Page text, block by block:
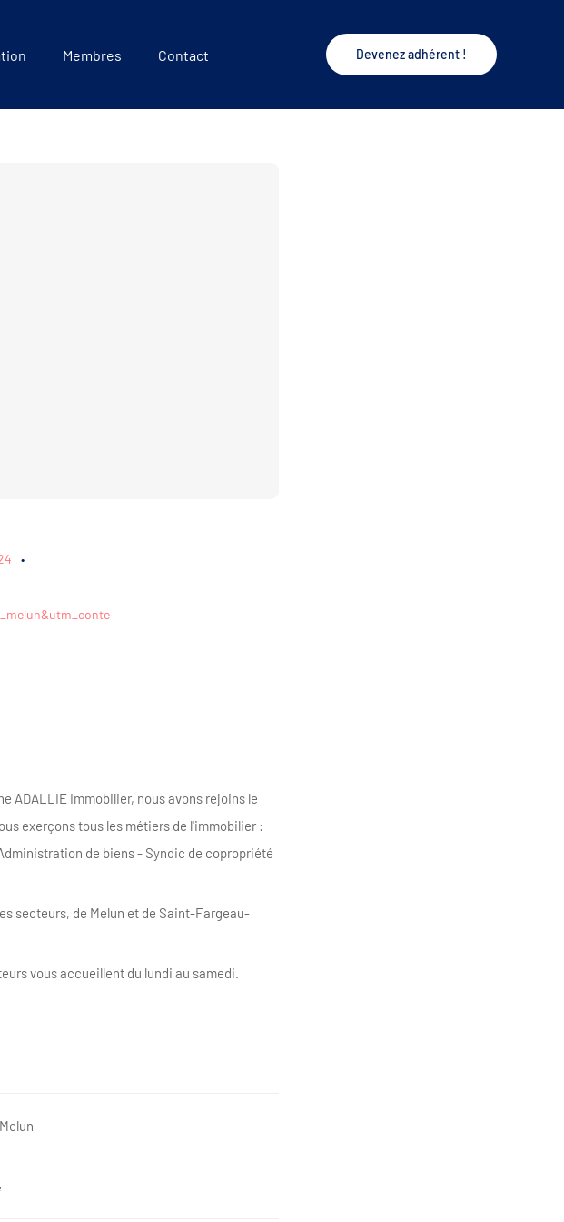
Membres Contact Devenez adhérent !
•
ADALLIE Immobilier, nous avons rejoins le
exerçons tous les métiers de l'immobilier :
de biens - Syndic de copropriété
secteurs, de Melun et de Saint-Fargeau-
vous accueillent du lundi au samedi.